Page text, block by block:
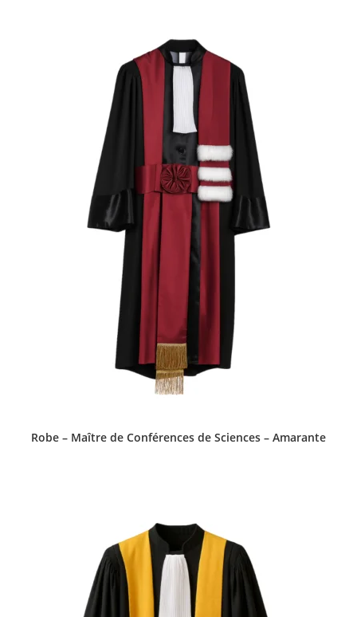
Robe – Maître de Conférences de Sciences – Amarante